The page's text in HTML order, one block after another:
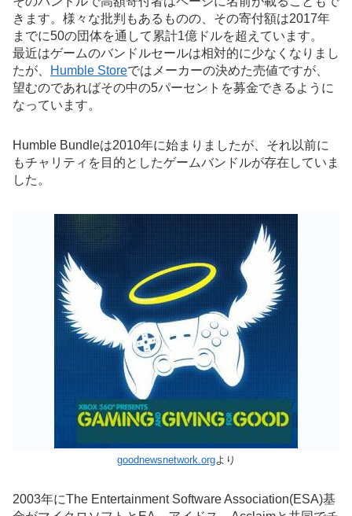
きます。様々な批判もあるものの、その寄付額は2017年
までに50の団体を通して累計1億ドルを超えています。
最近はゲームのバンドルセールは相対的に少なくなりまし
たが、
Humble Storeではメーカーの決めた売値ですが、
望むのであればその中の5パーセントを募金できるように
なっています。
Humble Bundleは2010年に始まりましたが、それ以前に
もチャリティを目的としたゲームバンドルが存在していま
した。
goodnewsnetwork.orgより
2003年にThe Entertainment Software Association(ESA)基